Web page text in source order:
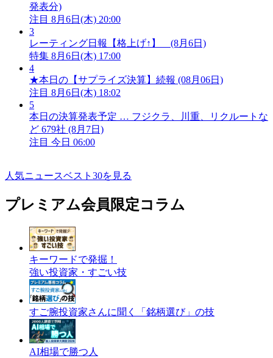
発表分)
注目 8月6日(木) 20:00
3
レーティング日報【格上げ↑】 (8月6日)
特集 8月6日(木) 17:00
4
★本日の【サプライズ決算】続報 (08月06日)
注目 8月6日(木) 18:02
5
本日の決算発表予定 … フジクラ、川重、リクルートな
ど 679社 (8月7日)
注目 今日 06:00
人気ニュースベスト30を見る
プレミアム会員限定コラム
キーワードで発掘！
強い投資家・すごい技
すご腕投資家さんに聞く「銘柄選び」の技
AI相場で勝つ人